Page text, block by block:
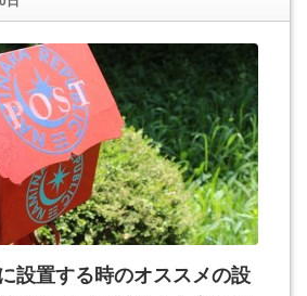
設置する時のオススメの設